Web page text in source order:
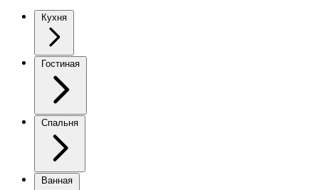
Кухня
Гостиная
Спальня
Ванная